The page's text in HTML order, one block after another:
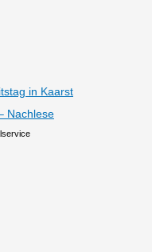
in Kaarst
Nachlese